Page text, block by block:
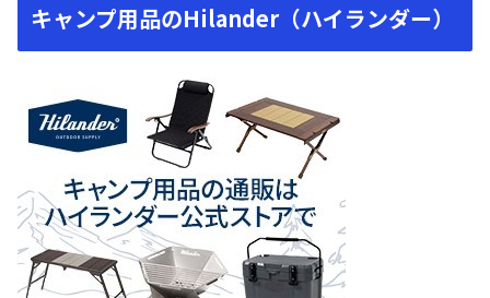
キャンプ用品のHilander（ハイランダー）